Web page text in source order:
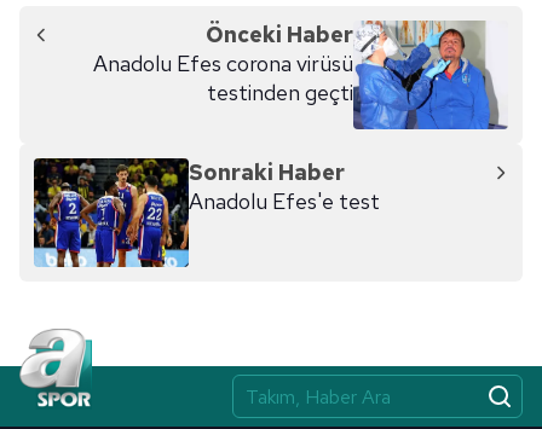
Önceki Haber
Anadolu Efes corona virüsü
testinden geçti
Sonraki Haber
Anadolu Efes'e test